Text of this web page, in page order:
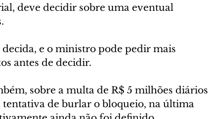
deve decidir sobre uma eventual
e o ministro pode pedir mais
antes de decidir.
sobre a multa de R$ 5 milhões diários
de burlar o bloqueio, na última